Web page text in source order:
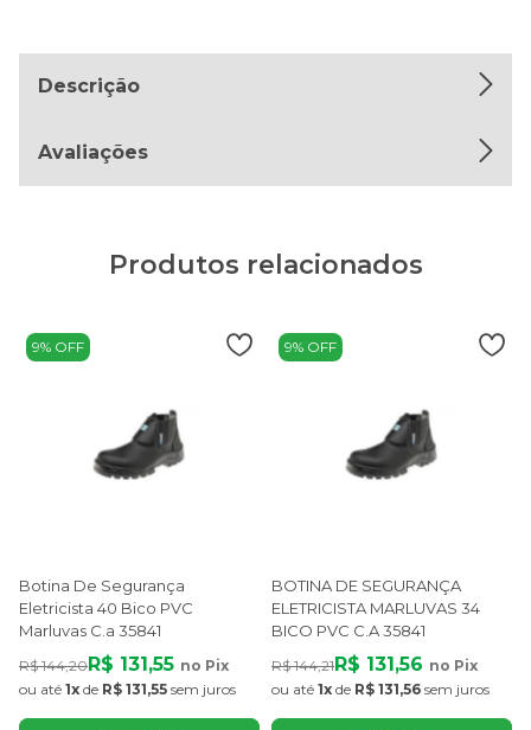
Descrição
Avaliações
Produtos relacionados
9% OFF
Botina De Segurança
Eletricista 40 Bico PVC
Marluvas C.a 35841
R$ 144,20 R$ 131,55 no Pix
ou até 1x de R$ 131,55 sem juros
9% OFF
BOTINA DE SEGURANÇA
ELETRICISTA MARLUVAS 34
BICO PVC C.A 35841
R$ 144,21 R$ 131,56 no Pix
ou até 1x de R$ 131,56 sem juros